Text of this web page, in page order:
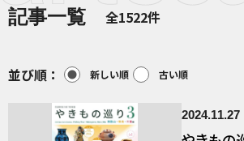
記事一覧 全1522件
並び順： 新しい順 古い順
2024.11.27